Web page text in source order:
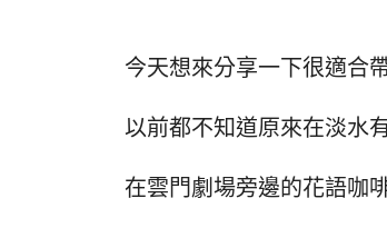
今天想來分享一下很適合
以前都不知道原來在淡水
在雲門劇場旁邊的花語咖